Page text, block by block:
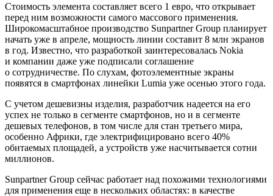
Стоимость элемента составляет всего 1 евро, что открывает
перед ним возможности самого массового применения.
Широкомасштабное производство Sunpartner Group планирует
начать уже в апреле, мощность линии составит 8 млн экранов
в год. Известно, что разработкой заинтересовалась Nokia
и компании даже уже подписали соглашение
о сотрудничестве. По слухам, фотоэлементные экраны
появятся в смартфонах линейки Lumia уже осенью этого года.
С учетом дешевизны изделия, разработчик надеется на его
успех не только в сегменте смартфонов, но и в сегменте
дешевых телефонов, в том числе для стан третьего мира,
особенно Африки, где электрифицировано всего 40%
обитаемых площадей, а устройств уже насчитывается сотни
миллионов.
Sunpartner Group сейчас работает над похожими технологиями
для применения еще в нескольких областях: в качестве